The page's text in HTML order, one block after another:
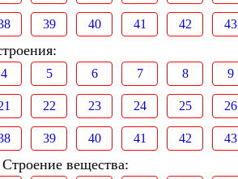
39 40 41 42 43
4 5 6 7 8 9
22 23 24 25 26
39 40 41 42 43
вещества: